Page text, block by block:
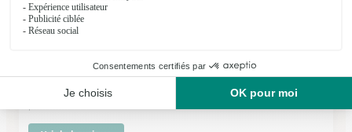
Montayral
★★ 4.7 (42)